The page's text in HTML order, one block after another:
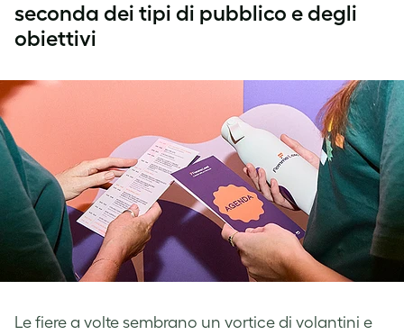
seconda dei tipi di pubblico e degli
obiettivi
Le fiere a volte sembrano un vortice di volantini e